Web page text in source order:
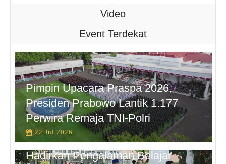
Video
Event Terdekat
Pimpin Upacara Praspa 2026,
Presiden Prabowo Lantik 1.177
Perwira Remaja TNI-Polri
22 Jul 2026
Hadirkan Pengalaman Belajar